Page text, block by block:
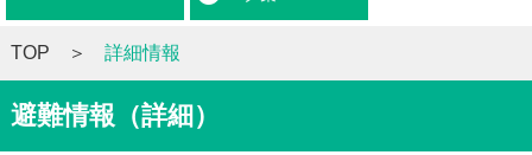
TOP 詳細情報
避難情報（詳細）